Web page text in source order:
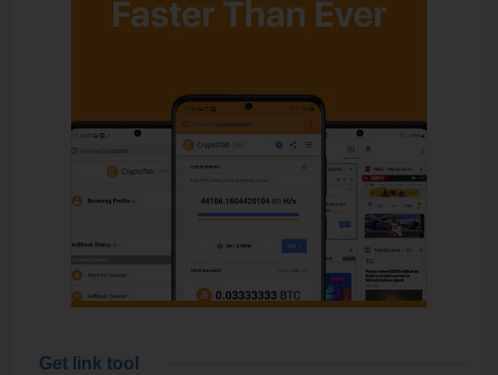
Get link tool